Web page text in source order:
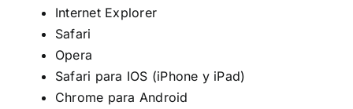
Internet Explorer
Safari
Opera
Safari para IOS (iPhone y iPad)
Chrome para Android